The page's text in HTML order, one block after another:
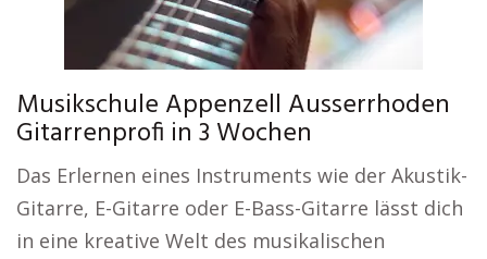
Musikschule Appenzell Ausserrhoden
Gitarrenprofi in 3 Wochen
Das Erlernen eines Instruments wie der Akustik-
Gitarre, E-Gitarre oder E-Bass-Gitarre lässt dich
in eine kreative Welt des musikalischen